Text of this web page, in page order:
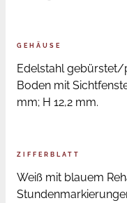
GEHÄUSE
Edelstahl gebürstet/
Boden mit
mm; H 12,2 mm.
ZIFFERBLATT
Weiß mit blauem